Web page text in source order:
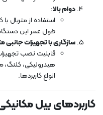
دوام بالا:
استفاده از متریال
طول عمر این
سازگاری با تجهیزات جانبی
قابلیت نصب
هیدرولیکی، کلنگ،
انواع کاربردها.
کاربردهای بیل مکانیکی